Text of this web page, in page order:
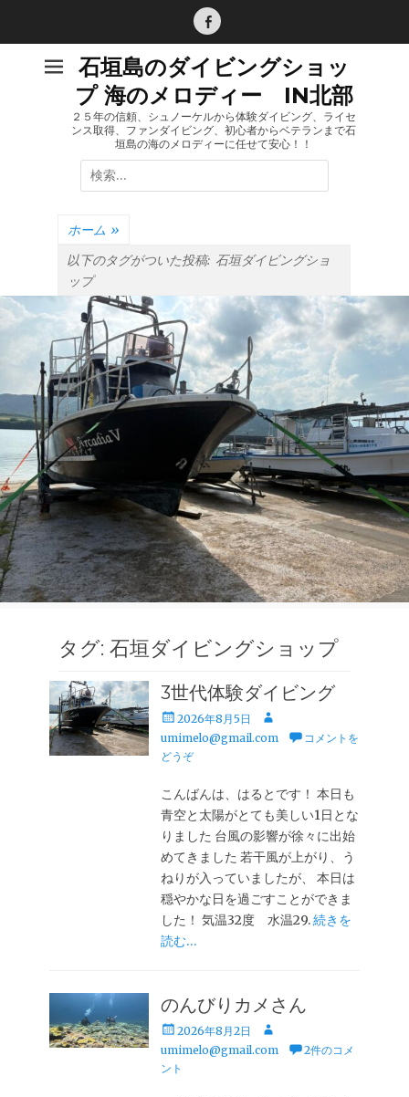
Facebook
石垣島のダイビングショッ
プ 海のメロディー IN北部
２５年の信頼、シュノーケルから体験ダイビング、ライセ
ンス取得、ファンダイビング、初心者からベテランまで石
垣島の海のメロディーに任せて安心！！
検
索:
ホーム »
以下のタグがついた投稿: 石垣ダイビングショ
ップ
タグ: 石垣ダイビングショップ
3世代体験ダイビング
投
稿
日
2026年8月5日
投
稿
umimelo@gmail.com
コメントを
どうぞ
こんばんは、はるとです！ 本日も
青空と太陽がとても美しい1日とな
りました 台風の影響が徐々に出始
めてきました 若干風が上がり、う
ねりが入っていましたが、 本日は
穏やかな日を過ごすことができま
した！ 気温32度 水温29.続きを
読む…
のんびりカメさん
投
稿
日
2026年8月2日
投
稿
umimelo@gmail.com
2件のコメ
ント